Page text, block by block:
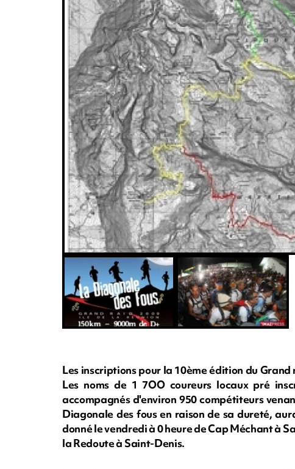
Les inscriptions pour la 10ème édition du
Les noms de 1 7OO coureurs locaux pré
accompagnés d'environ 950 compétiteurs
Diagonale des fous en raison de sa dureté,
donné le vendredi à 0 heure de Cap Méchant à
la Redoute à Saint-Denis.